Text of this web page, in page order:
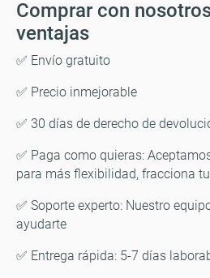
Comprar con
ventajas
✅ Envío gratuito
✅ Precio inmejorable
✅ 30 días de derecho de
✅ Paga como quieras:
para más flexibilidad, fracciona
✅ Soporte experto: Nuestro
ayudarte
✅ Entrega rápida: 5-7 días